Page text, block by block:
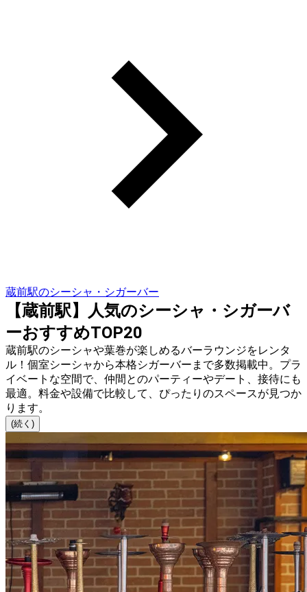
蔵前駅のシーシャ・シガーバー
【蔵前駅】人気のシーシャ・シガーバ
ーおすすめTOP20
蔵前駅のシーシャや葉巻が楽しめるバーラウンジをレンタ
ル！個室シーシャから本格シガーバーまで多数掲載中。プラ
イベートな空間で、仲間とのパーティーやデート、接待にも
最適。料金や設備で比較して、ぴったりのスペースが見つか
ります。
(続く)